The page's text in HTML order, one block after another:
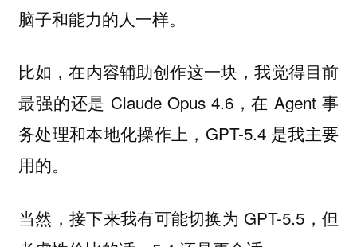
脑子和能力的人一样。
比如，在内容辅助创作这一块，我觉得目前
最强的还是 Claude Opus 4.6，在 Agent 事
务处理和本地化操作上，GPT-5.4 是我主要
用的。
当然，接下来我有可能切换为 GPT-5.5，但